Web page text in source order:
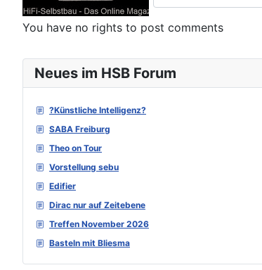
Neues im HSB Forum
?Künstliche Intelligenz?
SABA Freiburg
Theo on Tour
Vorstellung sebu
Edifier
Dirac nur auf Zeitebene
Treffen November 2026
Basteln mit Bliesma
You have no rights to post comments